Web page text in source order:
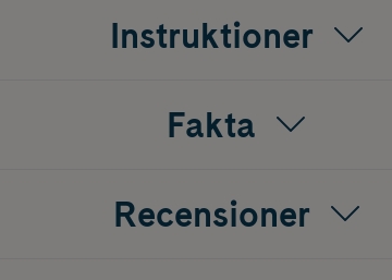
Instruktioner
Fakta
Recensioner